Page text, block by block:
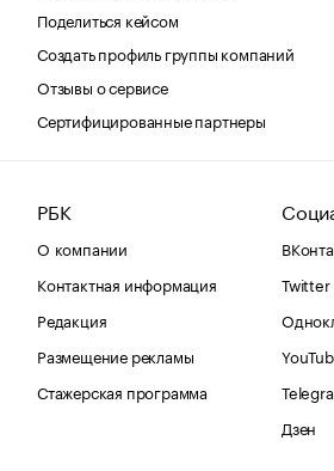
Поделиться кейсом
Создать профиль группы компаний
Отзывы о сервисе
Сертифицированные партнеры
РБК
О компании
Контактная информация
Редакция
Размещение рекламы
Стажерская программа
Twitter
Дзен